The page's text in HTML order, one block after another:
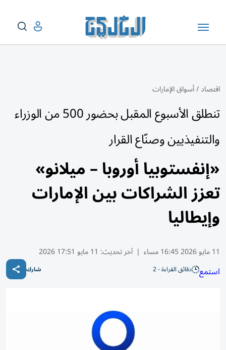
اقتصاد/أسواق الإمارات
تنطلق الأسبوع المقبل بحضور 500 من الوزراء
والتنفيذيين وصنّاع القرار
«إنفستوبيا أوروبا – ميلانو»
تعزز الشراكات بين الإمارات
وإيطاليا
11 مايو 2026 16:45 مساء | آخر تحديث: 11 مايو 17:51 2026
استمع دقائق القراءة - 2 شارك